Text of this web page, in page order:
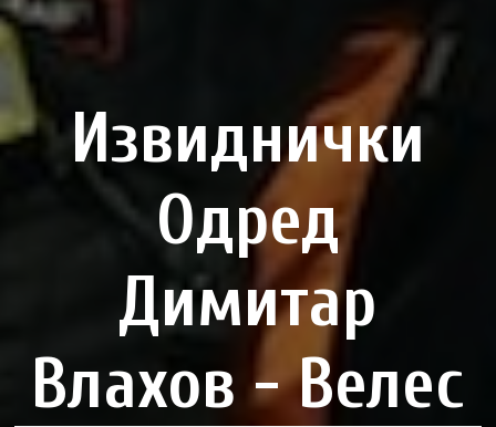
Извиднички
Одред
Димитар
Влахов - Велес